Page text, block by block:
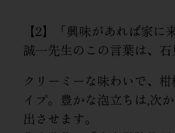
【2】「興味があれば家に
誠一先生のこの言葉は、石
クリーミーな味わいで、
イプ。豊かな泡立ちは,次
出させます。